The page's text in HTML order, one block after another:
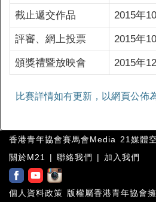
截止遞交作品 2015年
評審、網上投票 2015年
頒獎禮暨放映會 2015年
比賽詳情如有更新，以網頁公佈
香港青年協會賽馬會Media 21媒體
關於M21
| 聯絡我們 | 加入我們
個人資料政策 版權屬香港青年協會